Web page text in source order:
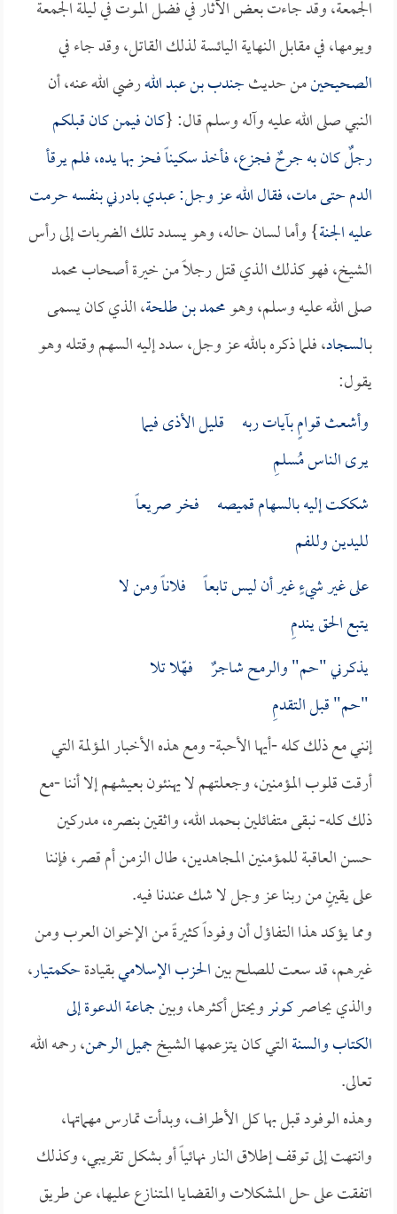
الجمعة، وقد جاءت بعض الآثار في فضل الموت في ليلة الجمعة
ويومها، في مقابل النهاية اليائسة لذلك القاتل، وقد جاء في
الصحيحينمن حديثجندب بن عبد اللهرضي الله عنه، أن
النبي صلى الله عليه وآله وسلم قال: {كان فيمن كان قبلكم
رجلٌ كان به جرحٌ فجزع، فأخذ سكيناً فحز بها يده، فلم يرقأ
الدم حتى مات، فقال الله عز وجل: عبدي بادرني بنفسه حرمت
عليه الجنة} وأما لسان حاله، وهو يسدد تلك الضربات إلى رأس
الشيخ، فهو كذلك الذي قتل رجلاً من خيرة أصحاب محمد
صلى الله عليه وسلم، وهومحمد بن طلحة، الذي كان يسمى
بـالسجاد، فلما ذكره بالله عز وجل، سدد إليه السهم وقتله وهو
يقول:
وأشعث قوامٍ بآيات ربه قليل الأذى فيما
يرى الناس مُسلمِ
شككت إليه بالسهام قميصه فخر صريعاً
لليدين وللفم
على غير شيءٍ غير أن ليس تابعاً فلاناً ومن لا
يتبع الحق يندمِ
يذكرني "حم" والرمح شاجرٌ فهّلا تلا
"حم" قبل التقدمِ
إنني مع ذلك كله -أيها الأحبة- ومع هذه الأخبار المؤلمة التي
أرقت قلوب المؤمنين، وجعلتهم لا يهنئون بعيشهم إلا أننا -مع
ذلك كله- نبقى متفائلين بحمد الله، واثقين بنصره، مدركين
حسن العاقبة للمؤمنين المجاهدين، طال الزمن أم قصر، فإننا
على يقينٍ من ربنا عز وجل لا شك عندنا فيه.
ومما يؤكد هذا التفاؤل أن وفوداً كثيرةً من الإخوان العرب ومن
غيرهم، قد سعت للصلح بينالحزب الإسلاميبقيادةحكمتيار،
والذي يحاصركونرويحتل أكثرها، وبينجماعة الدعوة إلى
الكتاب والسنةالتي كان يتزعمها الشيخجميل الرحمن، رحمه الله
تعالى.
وهذه الوفود قبل بها كل الأطراف، وبدأت تمارس مهماتها،
وانتهت إلى توقف إطلاق النار نهائياً أو بشكل تقريبي، وكذلك
اتفقت على حل المشكلات والقضايا المتنازع عليها، عن طريق